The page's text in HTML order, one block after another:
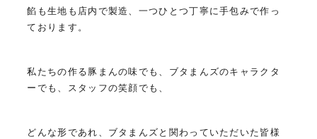
餡も生地も店内で製造、一つひとつ丁寧に手包みで作っ
ております。
私たちの作る豚まんの味でも、ブタまんズのキャラクタ
ーでも、スタッフの笑顔でも、
どんな形であれ、ブタまんズと関わっていただいた皆様